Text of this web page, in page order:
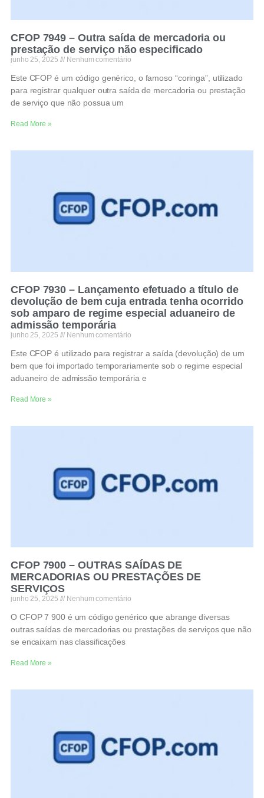
CFOP 7949 – Outra saída de mercadoria ou
prestação de serviço não especificado
junho 25, 2025 Nenhum comentário
Este CFOP é um código genérico, o famoso “coringa”, utilizado
para registrar qualquer outra saída de mercadoria ou prestação
de serviço que não possua um
Read More »
CFOP 7930 – Lançamento efetuado a título de
devolução de bem cuja entrada tenha ocorrido
sob amparo de regime especial aduaneiro de
admissão temporária
junho 25, 2025 Nenhum comentário
Este CFOP é utilizado para registrar a saída (devolução) de um
bem que foi importado temporariamente sob o regime especial
aduaneiro de admissão temporária e
Read More »
CFOP 7900 – OUTRAS SAÍDAS DE
MERCADORIAS OU PRESTAÇÕES DE
SERVIÇOS
junho 25, 2025 Nenhum comentário
O CFOP 7 900 é um código genérico que abrange diversas
outras saídas de mercadorias ou prestações de serviços que não
se encaixam nas classificações
Read More »